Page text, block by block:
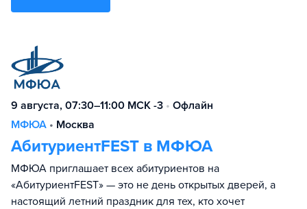
9 августа, 07:30–11:00 МСК -3 • Офлайн
МФЮА • Москва
АбитуриентFEST в МФЮА
МФЮА приглашает всех абитуриентов на
«АбитуриентFEST» — это не день открытых дверей, а
настоящий летний праздник для тех, кто хочет